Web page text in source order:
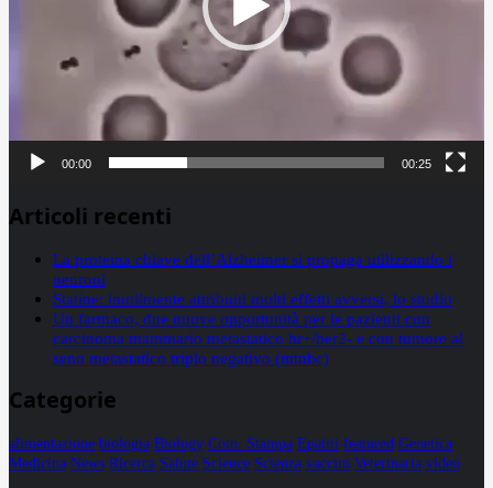
00:00 00:25
Articoli recenti
La proteina chiave dell’Alzheimer si propaga utilizzando i
neuroni
Statine: inutilmente attribuiti molti effetti avversi, lo studio
Un farmaco, due nuove opportunità per le pazienti con
carcinoma mammario metastatico hr+/her2- e con tumore al
seno metastatico triplo negativo (mtnbc)
Categorie
alimentazione biologia Biology Com. Stampa Epatiti featured Genetica
Medicina News Ricerca Salute Science Scienza vaccini Veterinaria video